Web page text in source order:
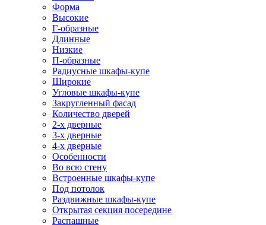
Форма
Высокие
Г-образные
Длинные
Низкие
П-образные
Радиусные шкафы-купе
Широкие
Угловые шкафы-купе
Закругленный фасад
Количество дверей
2-х дверные
3-х дверные
4-х дверные
Особенности
Во всю стену
Встроенные шкафы-купе
Под потолок
Раздвижные шкафы-купе
Открытая секция посередине
Распашные